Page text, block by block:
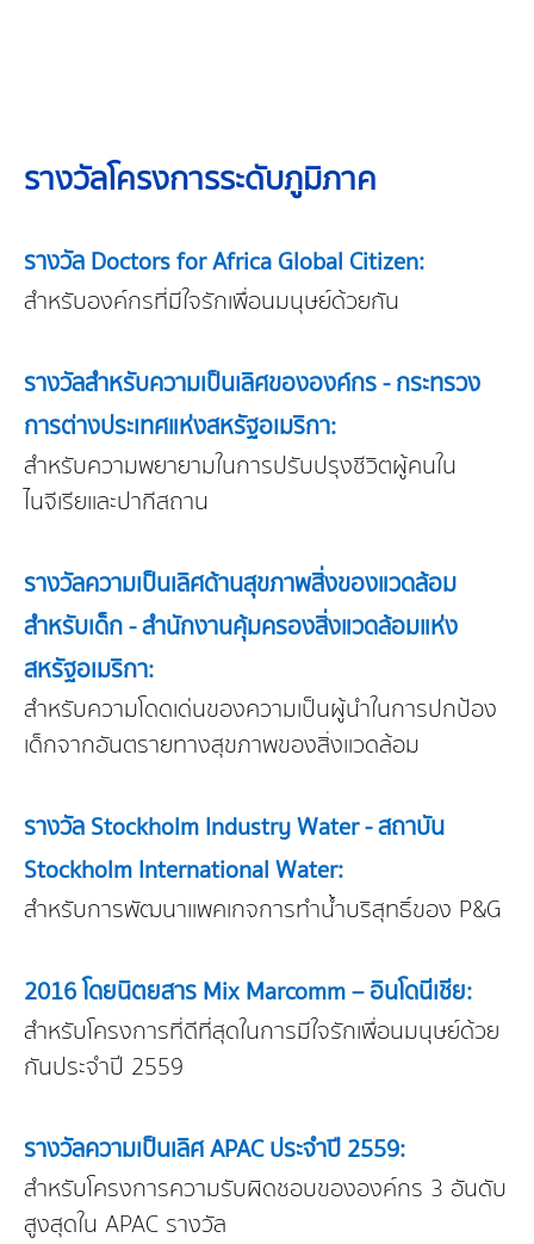
รางวัลโครงการระดับภูมิภาค
รางวัล Doctors for Africa Global Citizen:
สำหรับองค์กรที่มีใจรักเพื่อนมนุษย์ด้วยกัน
รางวัลสำหรับความเป็นเลิศขององค์กร - กระทรวง
การต่างประเทศแห่งสหรัฐอเมริกา:
สำหรับความพยายามในการปรับปรุงชีวิตผู้คนใน
ไนจีเรียและปากีสถาน
รางวัลความเป็นเลิศด้านสุขภาพสิ่งของแวดล้อม
สำหรับเด็ก - สำนักงานคุ้มครองสิ่งแวดล้อมแห่ง
สหรัฐอเมริกา:
สำหรับความโดดเด่นของความเป็นผู้นำในการปกป้อง
เด็กจากอันตรายทางสุขภาพของสิ่งแวดล้อม
รางวัล Stockholm Industry Water - สถาบัน
Stockholm International Water:
สำหรับการพัฒนาแพคเกจการทำน้ำบริสุทธิ์ของ P&G
2016 โดยนิตยสาร Mix Marcomm – อินโดนีเชีย:
สำหรับโครงการที่ดีที่สุดในการมีใจรักเพื่อนมนุษย์ด้วย
กันประจำปี 2559
รางวัลความเป็นเลิศ APAC ประจำปี 2559:
สำหรับโครงการความรับผิดชอบขององค์กร 3 อันดับ
สูงสุดใน APAC รางวัล